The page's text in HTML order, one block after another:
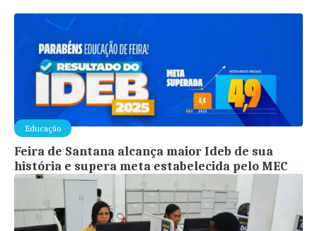
Educação
Feira de Santana alcança maior Ideb de sua
história e supera meta estabelecida pelo MEC